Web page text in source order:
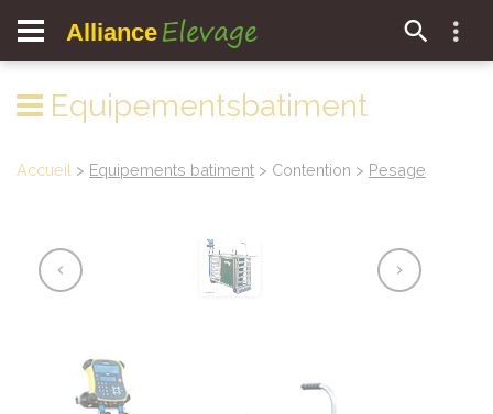
Alliance Elevage
Equipementsbatiment
Accueil > Equipements batiment > Contention > Pesage